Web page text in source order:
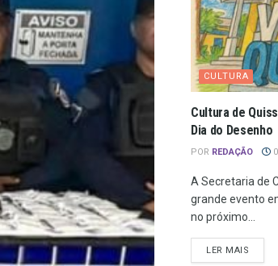
CULTURA
Cultura de
Dia do Desenho
POR REDAÇÃO
A Secretaria de
grande evento
no próximo...
LER MAIS